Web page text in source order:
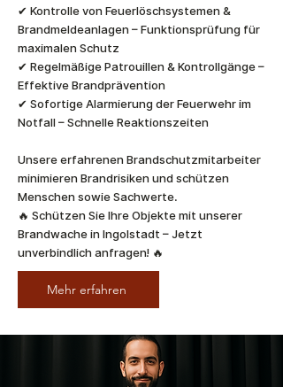
✔ Kontrolle von Feuerlöschsystemen &
Brandmeldeanlagen – Funktionsprüfung für
maximalen Schutz
✔ Regelmäßige Patrouillen & Kontrollgänge –
Effektive Brandprävention
✔ Sofortige Alarmierung der Feuerwehr im
Notfall – Schnelle Reaktionszeiten
Unsere erfahrenen Brandschutzmitarbeiter
minimieren Brandrisiken und schützen
Menschen sowie Sachwerte.
🔥 Schützen Sie Ihre Objekte mit unserer
Brandwache in Ingolstadt – Jetzt
unverbindlich anfragen! 🔥
Mehr erfahren